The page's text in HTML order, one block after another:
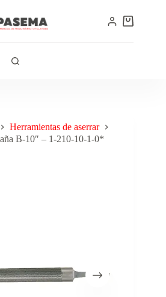
Herramientas de aserrar
B-10″ – 1-210-10-1-0*